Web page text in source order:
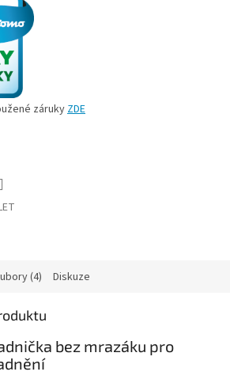
záruky ZDE
(4) Diskuze
bez mrazáku pro